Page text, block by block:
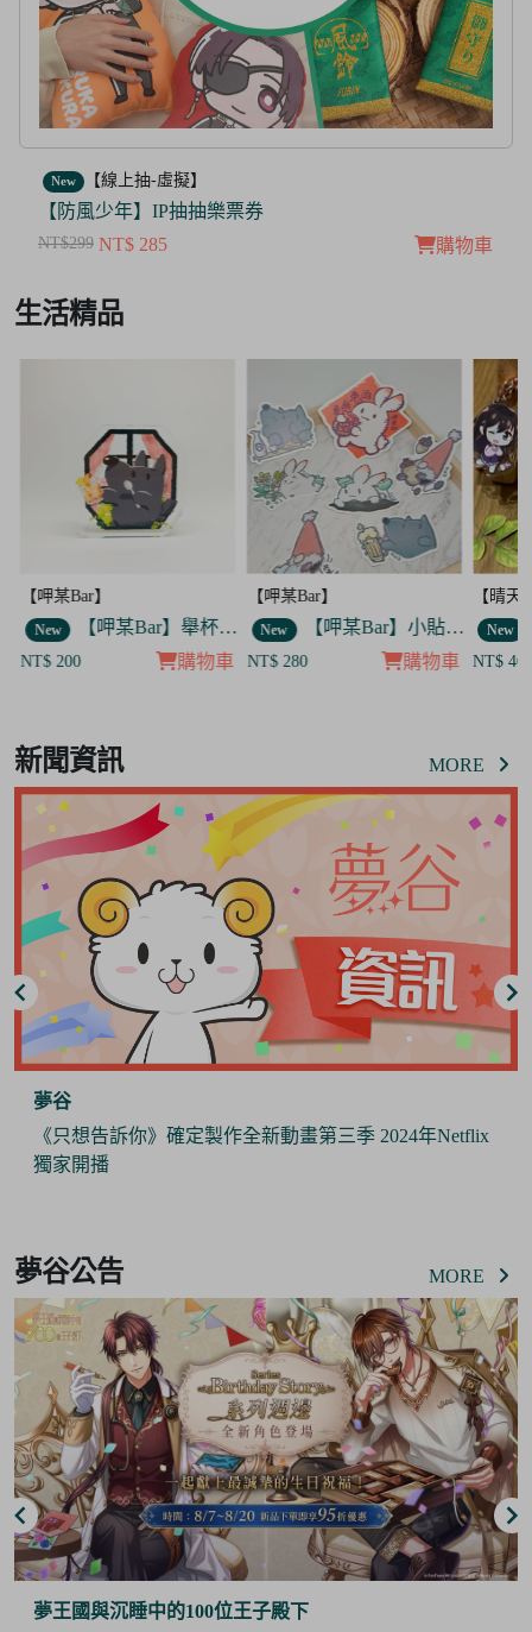
New 【線上抽-虛擬】
【茜色線上抽票券】限量周邊抽抽樂
NT$100 NT$ 50
購物車
3
生活精品
【呷某Bar】
New 【呷某Bar】小貼紙 7入套組
NT$ 280 購物車
【晴天咖啡館】
New 【晴天咖啡館】吊飾套組
NT$ 400 購物車
【呷某
New
NT$
of
8
新聞資訊 MORE
夢谷
《只想告訴你》確定製作全新動畫第三季 2024年Netflix
獨家開播
of
6
夢谷公告 MORE
夢王國與沉睡中的100位王子殿下